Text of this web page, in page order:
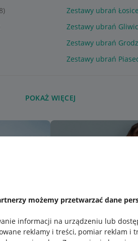
możemy przetwarzać dane
informacji na urządzeniu lub
reklamy i treści, pomiar reklam i
Zestawy ubrań Łosice
Zestawy ubrań
Zestawy ubrań
Zestawy ubrań
POKAŻ WIĘCEJ